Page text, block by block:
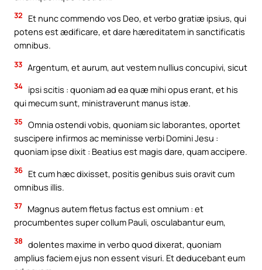
32
Et nunc commendo vos Deo, et verbo gratiæ ipsius, qui
potens est ædificare, et dare hæreditatem in sanctificatis
omnibus.
33 Argentum, et aurum, aut vestem nullius concupivi, sicut
34 ipsi scitis : quoniam ad ea quæ mihi opus erant, et his
qui mecum sunt, ministraverunt manus istæ.
35 Omnia ostendi vobis, quoniam sic laborantes, oportet
suscipere infirmos ac meminisse verbi Domini Jesu :
quoniam ipse dixit : Beatius est magis dare, quam accipere.
36 Et cum hæc dixisset, positis genibus suis oravit cum
omnibus illis.
37 Magnus autem fletus factus est omnium : et
procumbentes super collum Pauli, osculabantur eum,
38 dolentes maxime in verbo quod dixerat, quoniam
amplius faciem ejus non essent visuri. Et deducebant eum